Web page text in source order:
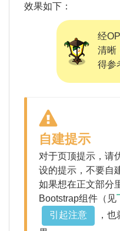
效果如下：
经
清晰
得参
自建提示
对于页顶提示，请
设的提示，不要自
如果想在正文部分
Bootstrap组件（见
引起注意
，